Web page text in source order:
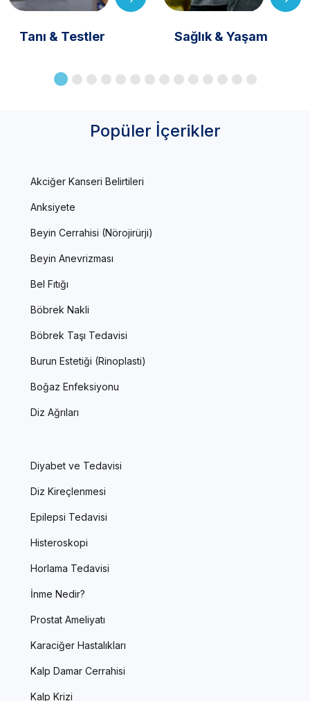
Tanı & Testler Sağlık & Yaşam
Popüler İçerikler
Akciğer Kanseri Belirtileri
Anksiyete
Beyin Cerrahisi (Nörojirürji)
Beyin Anevrizması
Bel Fıtığı
Böbrek Nakli
Böbrek Taşı Tedavisi
Burun Estetiği (Rinoplasti)
Boğaz Enfeksiyonu
Diz Ağrıları
Diyabet ve Tedavisi
Diz Kireçlenmesi
Epilepsi Tedavisi
Histeroskopi
Horlama Tedavisi
İnme Nedir?
Prostat Ameliyatı
Karaciğer Hastalıkları
Kalp Damar Cerrahisi
Kalp Krizi